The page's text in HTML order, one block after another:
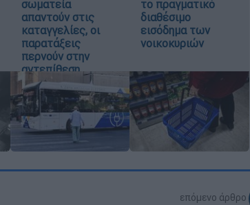
σωματεία
απαντούν στις
καταγγελίες, οι
παρατάξεις
περνούν στην
αντεπίθεση
το πραγματικό
διαθέσιμο
εισόδημα των
νοικοκυριών
επόμενο άρθρο